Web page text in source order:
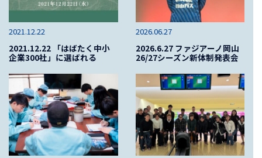
2021.12.22
2021.12.22 「はばたく中小
企業300社」に選ばれる
2026.06.27
2026.6.27 ファジアーノ岡山
26/27シーズン新体制発表会